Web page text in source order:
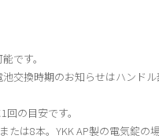
です。
交換時期のお知らせはハンド
の目安です。
は8本。YKK AP製の電気錠の